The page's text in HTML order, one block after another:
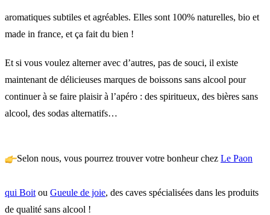
aromatiques subtiles et agréables. Elles sont 100% naturelles, bio et
made in france, et ça fait du bien !
Et si vous voulez alterner avec d’autres, pas de souci, il existe
maintenant de délicieuses marques de boissons sans alcool pour
continuer à se faire plaisir à l’apéro : des spiritueux, des bières sans
alcool, des sodas alternatifs…
Selon nous, vous pourrez trouver votre bonheur chez Le Paon
qui Boit ou Gueule de joie, des caves spécialisées dans les produits
de qualité sans alcool !